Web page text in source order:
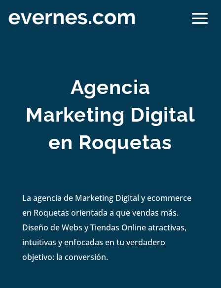
Agencia
Marketing Digital
en Roquetas
La agencia de Marketing Digital y ecommerce
en Roquetas orientada a que vendas más.
Diseño de Webs y Tiendas Online atractivas,
intuitivas y enfocadas en tu verdadero
objetivo: la conversión.